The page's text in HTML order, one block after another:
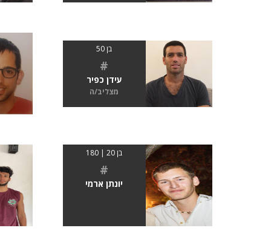
בן 50
#
עידן כפיר
מצליב/ה
בן 20 | 180
#
יונתן ארמי